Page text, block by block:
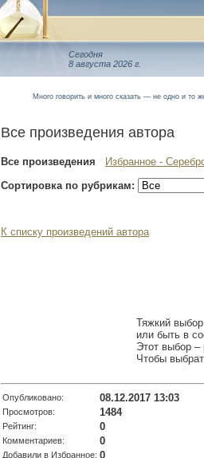
Сегодня
8 августа 2026 г.
Много говорить и много сказать — не одно и то
Все произведения автора
Все произведения Избранное -
Сортировка по рубрикам:
К списку произведений автора
Тяжкий
или быть в
Этот выбор –
Чтобы
Опубликовано: 08.12.2017 13:03
Просмотров: 1484
Рейтинг: 0
Комментариев: 0
Добавили в Избранное: 0